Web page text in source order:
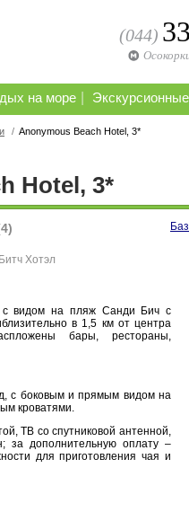
(044)
на море
/ Anonymous Beach Hotel, 3*
Hotel, 3*
Хотэл
с видом на пляж Санди Бич с
в 1,5 км от центра
бары, рестораны,
с боковым и прямым видом на
кроватями.
ТВ со спутниковой антенной,
за дополнительную оплату –
для приготовления чая и